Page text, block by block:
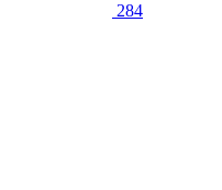
284